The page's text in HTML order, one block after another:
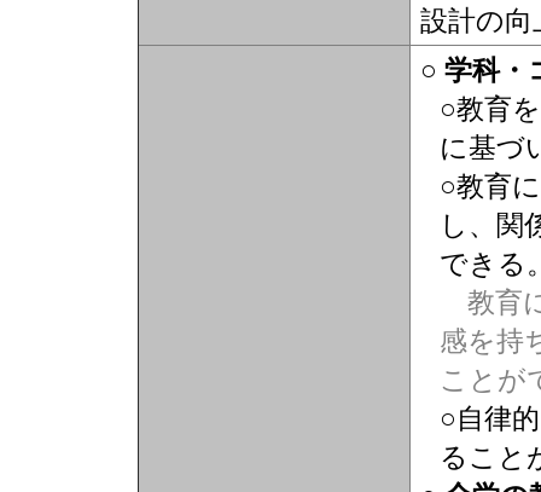
設計の
○ 学科・
○教育
に基づ
○教育
し、関
できる
教育
感を持
ことが
○自律
ること